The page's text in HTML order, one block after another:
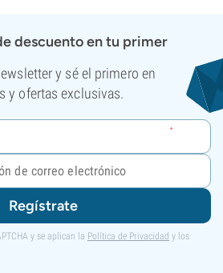
descuento en tu primer
y sé el primero en
y ofertas exclusivas.
Regístrate
y se aplican la Política de Privacidad y los